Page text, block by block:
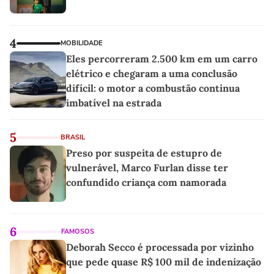
4 MOBILIDADE
Eles percorreram 2.500 km em um carro
elétrico e chegaram a uma conclusão
difícil: o motor a combustão continua
imbatível na estrada
5 BRASIL
Preso por suspeita de estupro de
vulnerável, Marco Furlan disse ter
confundido criança com namorada
6 FAMOSOS
Deborah Secco é processada por vizinho
que pede quase R$ 100 mil de indenização